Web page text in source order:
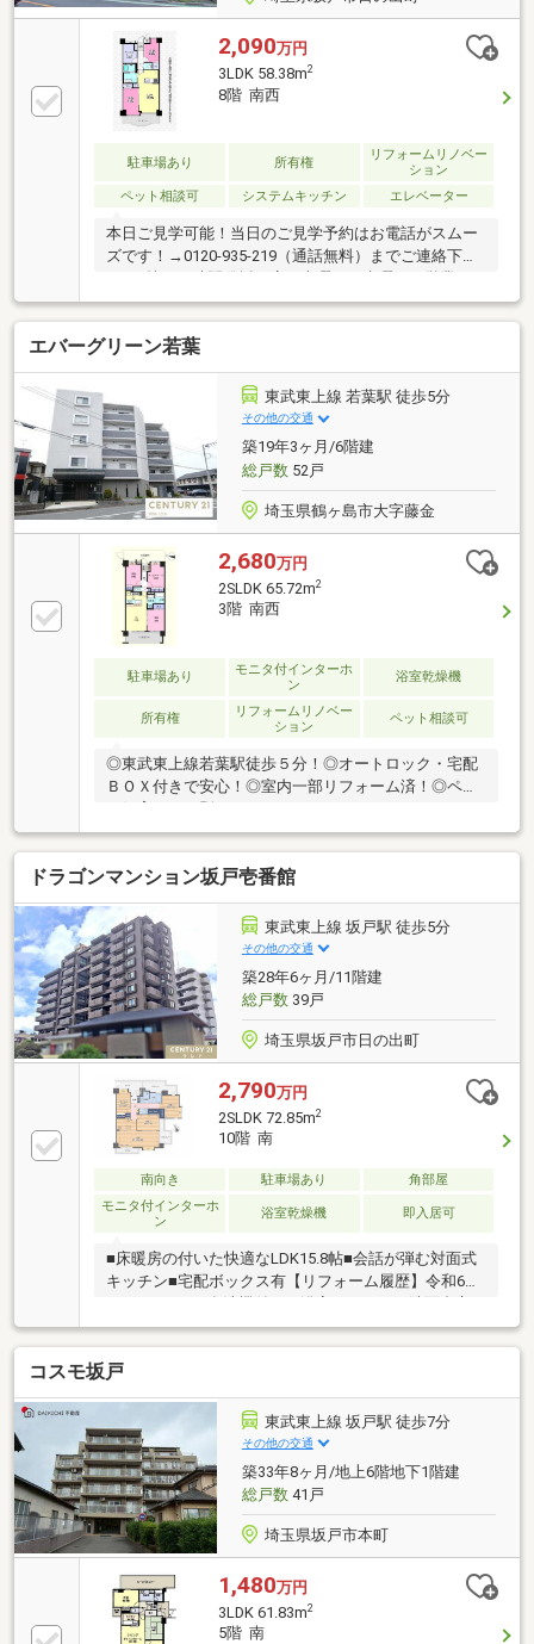
2,090万円
3LDK 58.38m2
8階 南西
駐車場あり 所有権
リフォームリノベー
ション
ペット相談可
システムキッチン エレベーター
本日ご見学可能！当日のご見学予約はお電話がスムー
ズです！→0120-935-219（通話無料）までご連絡下さ
ています！●「ＳＵＵＭＯ（スーモ）を見て」とお問
合せいただくと スムーズにご案内できます。●「ま
ずは資料を」というお客様は、 オレンジボタン「資
料請求する（無料）」をクリック！
エバーグリーン若葉
東武東上線 若葉駅 徒歩5分
その他の交通
築19年3ヶ月/6階建
総戸数52戸
埼玉県鶴ヶ島市大字藤金
2,680万円
2SLDK 65.72m2
3階 南西
駐車場あり
モニタ付インターホ
ン
浴室乾燥機
所有権
リフォームリノベー
ション
ペット相談可
◎東武東上線若葉駅徒歩５分！◎オートロック・宅配
ＢＯＸ付きで安心！◎室内一部リフォーム済！◎ペッ
ト飼育可（細則あり）
ドラゴンマンション坂戸壱番館
東武東上線 坂戸駅 徒歩5分
その他の交通
築28年6ヶ月/11階建
総戸数39戸
埼玉県坂戸市日の出町
2,790万円
2SLDK 72.85m2
10階 南
南向き 駐車場あり
角部屋
モニタ付インターホ
ン
浴室乾燥機 即入居可
■床暖房の付いた快適なLDK15.8帖■会話が弾む対面式
キッチン■宅配ボックス有【リフォーム履歴】令和6年
9月キッチン（食洗機付）・浴室・トイレ・洗面台交
換、フローリング、クロス、建具、給湯器・分電盤交
換室内物干し、玄関ドアツーロック化、ガラストップ
ガスコンロ 等【周辺環境】・坂戸小学校…徒歩13
分・坂戸中学校…徒歩17分・マルエツアクロスプラザ…
徒歩3分・ドラッグエース…徒歩3分・ファミリーマー
ト…徒歩5分頭金や諸費用を始め、計画的な月々のお支
払いに至るまで、丁寧にご説明させて頂きます。提携
銀行にて住宅ローン金利の大幅優遇もございます。有
中国籍員工中文対応！
コスモ坂戸
東武東上線 坂戸駅 徒歩7分
その他の交通
築33年8ヶ月/地上6階地下1階建
総戸数41戸
埼玉県坂戸市本町
1,480万円
3LDK 61.83m2
5階 南